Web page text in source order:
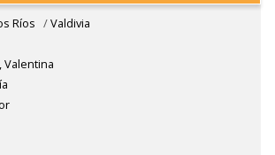
Ríos /Valdivia
Valentina